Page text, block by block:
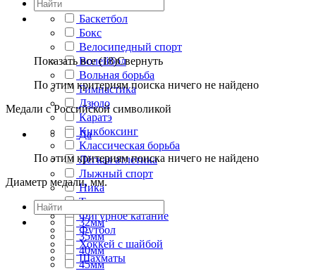
Баскетбол
Бокс
Велосипедный спорт
Волейбол
Вольная борьба
Гимнастика
Дзюдо
Каратэ
Кикбоксинг
Классическая борьба
Лёгкая атлетика
Лыжный спорт
Ника
Танцы
Фигурное катание
Футбол
Хоккей с шайбой
Шахматы
Показать все (18)Свернуть
По этим критериям поиска ничего не найдено
Медали с Российской символикой
Да
По этим критериям поиска ничего не найдено
Диаметр медали, мм.
32мм
35мм
40мм
45мм